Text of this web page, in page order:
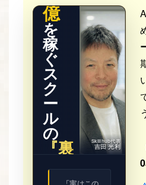
億
を
稼
ぐ
ス
ク
ー
ル
の
『裏 Skillhub代表
吉田 光利